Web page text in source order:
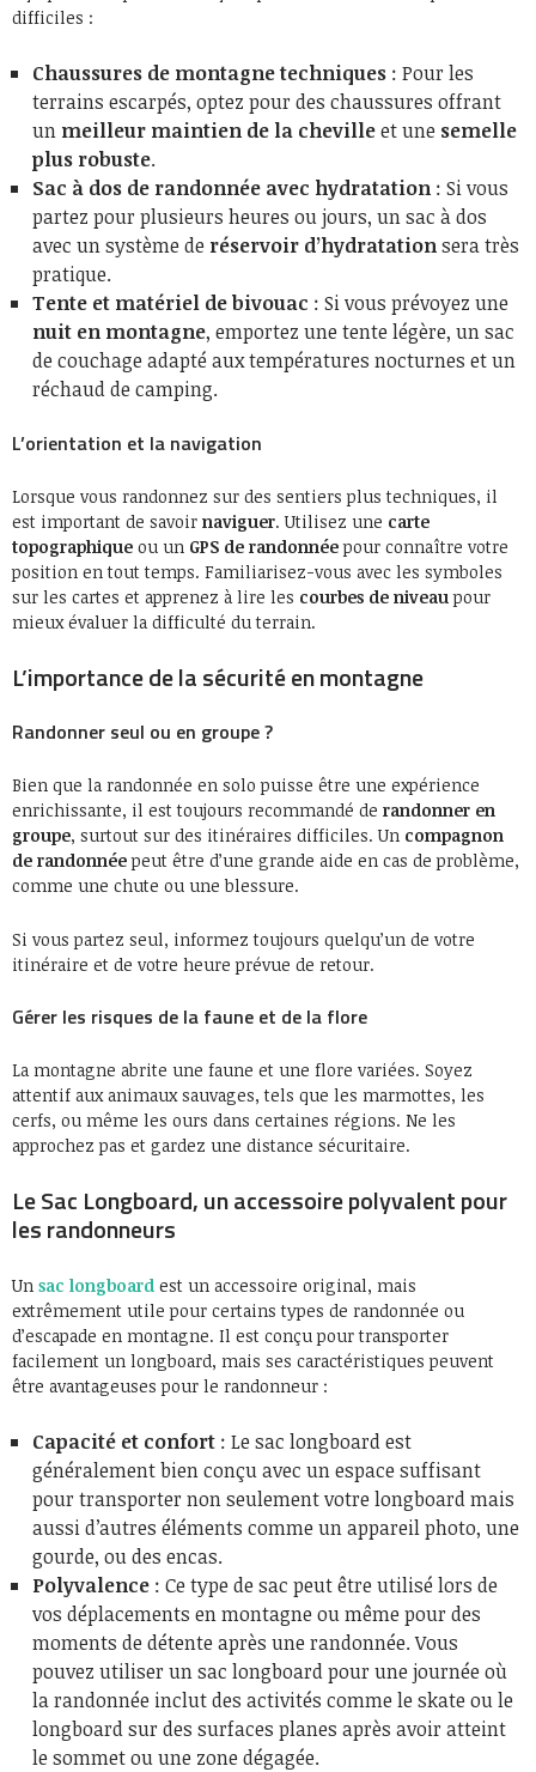
difficiles :
Chaussures de montagne techniques : Pour les
terrains escarpés, optez pour des chaussures offrant
un meilleur maintien de la chevilleet une semelle
plus robuste.
Sac à dos de randonnée avec hydratation : Si vous
partez pour plusieurs heures ou jours, un sac à dos
avec un système de réservoir d’hydratationsera très
pratique.
Tente et matériel de bivouac : Si vous prévoyez une
nuit en montagne, emportez une tente légère, un sac
de couchage adapté aux températures nocturnes et un
réchaud de camping.
L’orientation et la navigation
Lorsque vous randonnez sur des sentiers plus techniques, il
est important de savoir naviguer. Utilisez une carte
topographique ou un GPS de randonnéepour connaître votre
position en tout temps. Familiarisez-vous avec les symboles
sur les cartes et apprenez à lire les courbes de niveaupour
mieux évaluer la difficulté du terrain.
L’importance de la sécurité en montagne
Randonner seul ou en groupe ?
Bien que la randonnée en solo puisse être une expérience
enrichissante, il est toujours recommandé de randonner en
groupe, surtout sur des itinéraires difficiles. Un compagnon
de randonnéepeut être d’une grande aide en cas de problème,
comme une chute ou une blessure.
Si vous partez seul, informez toujours quelqu’un de votre
itinéraire et de votre heure prévue de retour.
Gérer les risques de la faune et de la flore
La montagne abrite une faune et une flore variées. Soyez
attentif aux animaux sauvages, tels que les marmottes, les
cerfs, ou même les ours dans certaines régions. Ne les
approchez pas et gardez une distance sécuritaire.
Le Sac Longboard, un accessoire polyvalent pour
les randonneurs
Un sac longboard est un accessoire original, mais
extrêmement utile pour certains types de randonnée ou
d’escapade en montagne. Il est conçu pour transporter
facilement un longboard, mais ses caractéristiques peuvent
être avantageuses pour le randonneur :
Capacité et confort : Le sac longboard est
généralement bien conçu avec un espace suffisant
pour transporter non seulement votre longboard mais
aussi d’autres éléments comme un appareil photo, une
gourde, ou des encas.
Polyvalence : Ce type de sac peut être utilisé lors de
vos déplacements en montagne ou même pour des
moments de détente après une randonnée. Vous
pouvez utiliser un sac longboard pour une journée où
la randonnée inclut des activités comme le skate ou le
longboard sur des surfaces planes après avoir atteint
le sommet ou une zone dégagée.